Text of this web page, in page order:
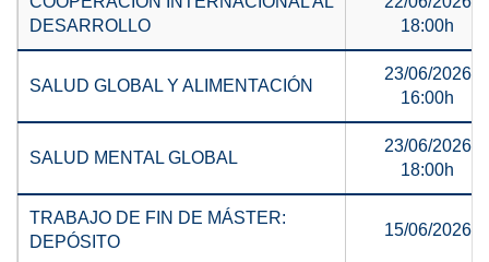
DESARROLLO
18:00h
SALUD GLOBAL Y ALIMENTACIÓN
23/06/2026
16:00h
SALUD MENTAL GLOBAL
23/06/2026
18:00h
TRABAJO DE FIN DE MÁSTER:
DEPÓSITO
15/06/2026